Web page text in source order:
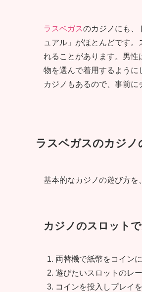
ラスベガスのカジノにも、
ュアル」がほとんどです
れることがあります。男
物を選んで着用するよう
カジノもあるので、事前に
ラスベガスのカジノ
基本的なカジノの遊び方を
カジノのスロット
両替機で紙幣をコイン
遊びたいスロットのレ
コインを投入しプレイ